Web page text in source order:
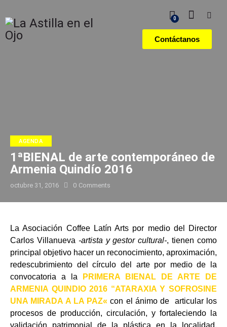
0
Contáctanos
AGENDA
1ªBIENAL de arte contemporáneo de
Armenia Quindío 2016
octubre 31, 2016 0 Comments
La Asociación Coffee Latín Arts por medio del Director
Carlos Villanueva -artista y gestor cultural-, tienen como
principal objetivo hacer un reconocimiento, aproximación,
redescubrimiento del círculo del arte por medio de la
convocatoria a la
PRIMERA BIENAL DE ARTE DE
ARMENIA QUINDIO 2016 “ATARAXIA Y SOFROSINE
UNA MIRADA A LA PAZ« con el ánimo de articular los
procesos de producción, circulación, y fortaleciendo la
validación patrimonial de la plástica en la localidad,